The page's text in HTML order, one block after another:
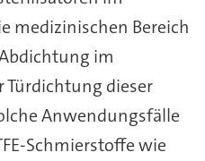
medizinischen Bereich
im
dieser
Anwendungsfälle
Schmierstoffe wie